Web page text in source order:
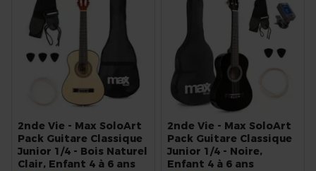
2nde Vie - Max SoloArt
Pack Guitare Classique
Junior 1/4 - Bois Naturel
Clair, Enfant 4 à 6 ans
2nde Vie - Max SoloArt
Pack Guitare Classique
Junior 1/4 - Noire,
Enfant 4 à 6 ans